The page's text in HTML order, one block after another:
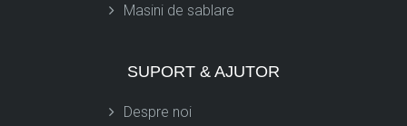
Masini de sablare
SUPORT & AJUTOR
Despre noi